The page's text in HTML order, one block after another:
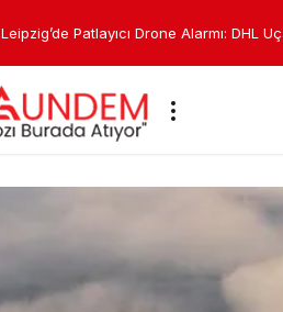
Falcon 9 Ay’a çarptı: Enkaz bulutu tespit